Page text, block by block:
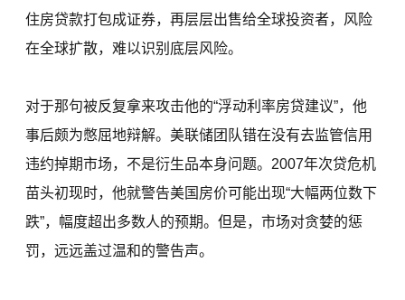
住房贷款打包成证券，再层层出售给全球投资者，风险
在全球扩散，难以识别底层风险。
对于那句被反复拿来攻击他的“浮动利率房贷建议”，他
事后颇为憋屈地辩解。美联储团队错在没有去监管信用
违约掉期市场，不是衍生品本身问题。2007年次贷危机
苗头初现时，他就警告美国房价可能出现“大幅两位数下
跌”，幅度超出多数人的预期。但是，市场对贪婪的惩
罚，远远盖过温和的警告声。